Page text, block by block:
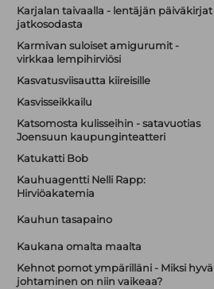
Karjalan taivaalla - lentäjän päiväkirjat
jatkosodasta
Karmivan suloiset amigurumit -
virkkaa lempihirviösi
Kasvatusviisautta kiireisille
Kasvisseikkailu
Katsomosta kulisseihin - satavuotias
Joensuun kaupunginteatteri
Katukatti Bob
Kauhuagentti Nelli Rapp:
Hirviöakatemia
Kauhun tasapaino
Kaukana omalta maalta
Kehnot pomot ympärilläni - Miksi hyvä
johtaminen on niin vaikeaa?